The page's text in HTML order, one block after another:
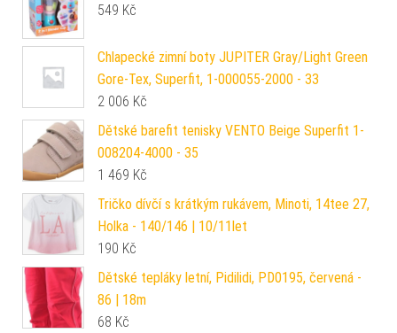
549 Kč
Chlapecké zimní boty JUPITER Gray/Light Green
Gore-Tex, Superfit, 1-000055-2000 - 33
2 006 Kč
Dětské barefit tenisky VENTO Beige Superfit 1-
008204-4000 - 35
1 469 Kč
Tričko dívčí s krátkým rukávem, Minoti, 14tee 27,
Holka - 140/146 | 10/11let
190 Kč
Dětské tepláky letní, Pidilidi, PD0195, červená -
86 | 18m
68 Kč